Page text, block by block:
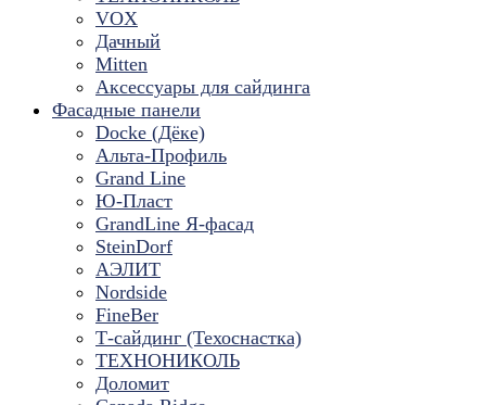
VOX
Дачный
Mitten
Аксессуары для сайдинга
Фасадные панели
Docke (Дёке)
Альта-Профиль
Grand Line
Ю-Пласт
GrandLine Я-фасад
SteinDorf
АЭЛИТ
Nordside
FineBer
Т-сайдинг (Техоснастка)
ТЕХНОНИКОЛЬ
Доломит